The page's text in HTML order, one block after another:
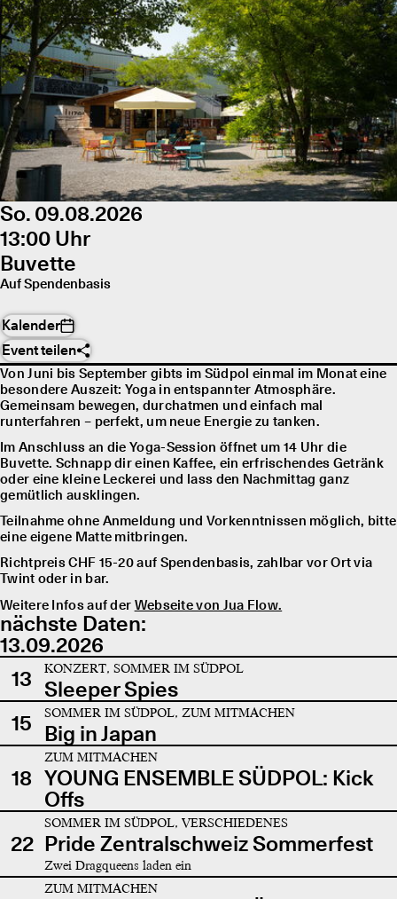
So. 09.08.2026
13:00 Uhr
Buvette
Auf Spendenbasis
Kalender
Event teilen
Von Juni bis September gibts im Südpol einmal im Monat eine
besondere Auszeit: Yoga in entspannter Atmosphäre.
Gemeinsam bewegen, durchatmen und einfach mal
runterfahren – perfekt, um neue Energie zu tanken.
Im Anschluss an die Yoga-Session öffnet um 14 Uhr die
Buvette. Schnapp dir einen Kaffee, ein erfrischendes Getränk
oder eine kleine Leckerei und lass den Nachmittag ganz
gemütlich ausklingen.
Teilnahme ohne Anmeldung und Vorkenntnissen möglich, bitte
eine eigene Matte mitbringen.
Richtpreis CHF 15-20 auf Spendenbasis, zahlbar vor Ort via
Twint oder in bar.
Weitere Infos auf der Webseite von Jua Flow.
nächste Daten:
13.09.2026
13
KONZERT, SOMMER IM SÜDPOL
Sleeper Spies
15
SOMMER IM SÜDPOL, ZUM MITMACHEN
Big in Japan
18
ZUM MITMACHEN
YOUNG ENSEMBLE SÜDPOL: Kick
Offs
22
SOMMER IM SÜDPOL, VERSCHIEDENES
Pride Zentralschweiz Sommerfest
Zwei Dragqueens laden ein
ZUM MITMACHEN